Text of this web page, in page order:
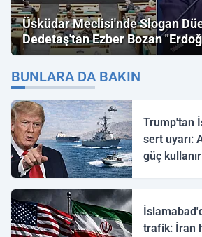
Üsküdar Meclisi'nde Slogan
Dedetaş'tan Ezber Bozan
"İmamoğlu" Çıkışı!
BUNLARA DA BAKIN
Trump'tan
sert uyarı:
güç
trafik: İran